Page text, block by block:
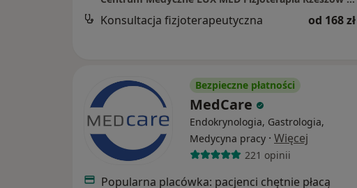
Konsultacja fizjoterapeutyczna od 168 zł
Bezpieczne płatności
MedCare
Endokrynologia, Gastrologia,
Medycyna pracy · Więcej
221 opinii
Popularna placówka: pacjenci chętnie płacą